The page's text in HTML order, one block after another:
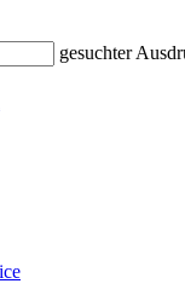
gesuchter